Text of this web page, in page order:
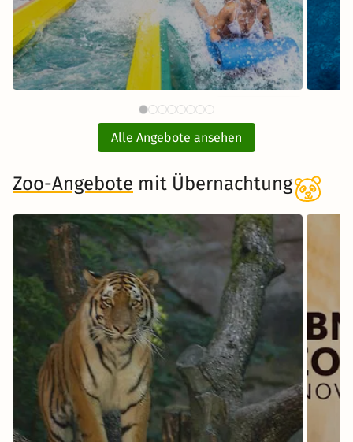
ab87 €
Therme Erding mit
Übernachtung
inkl. Übernachtung und Frühstück
Alle Angebote ansehen
Zoo-Angebote mit Übernachtung